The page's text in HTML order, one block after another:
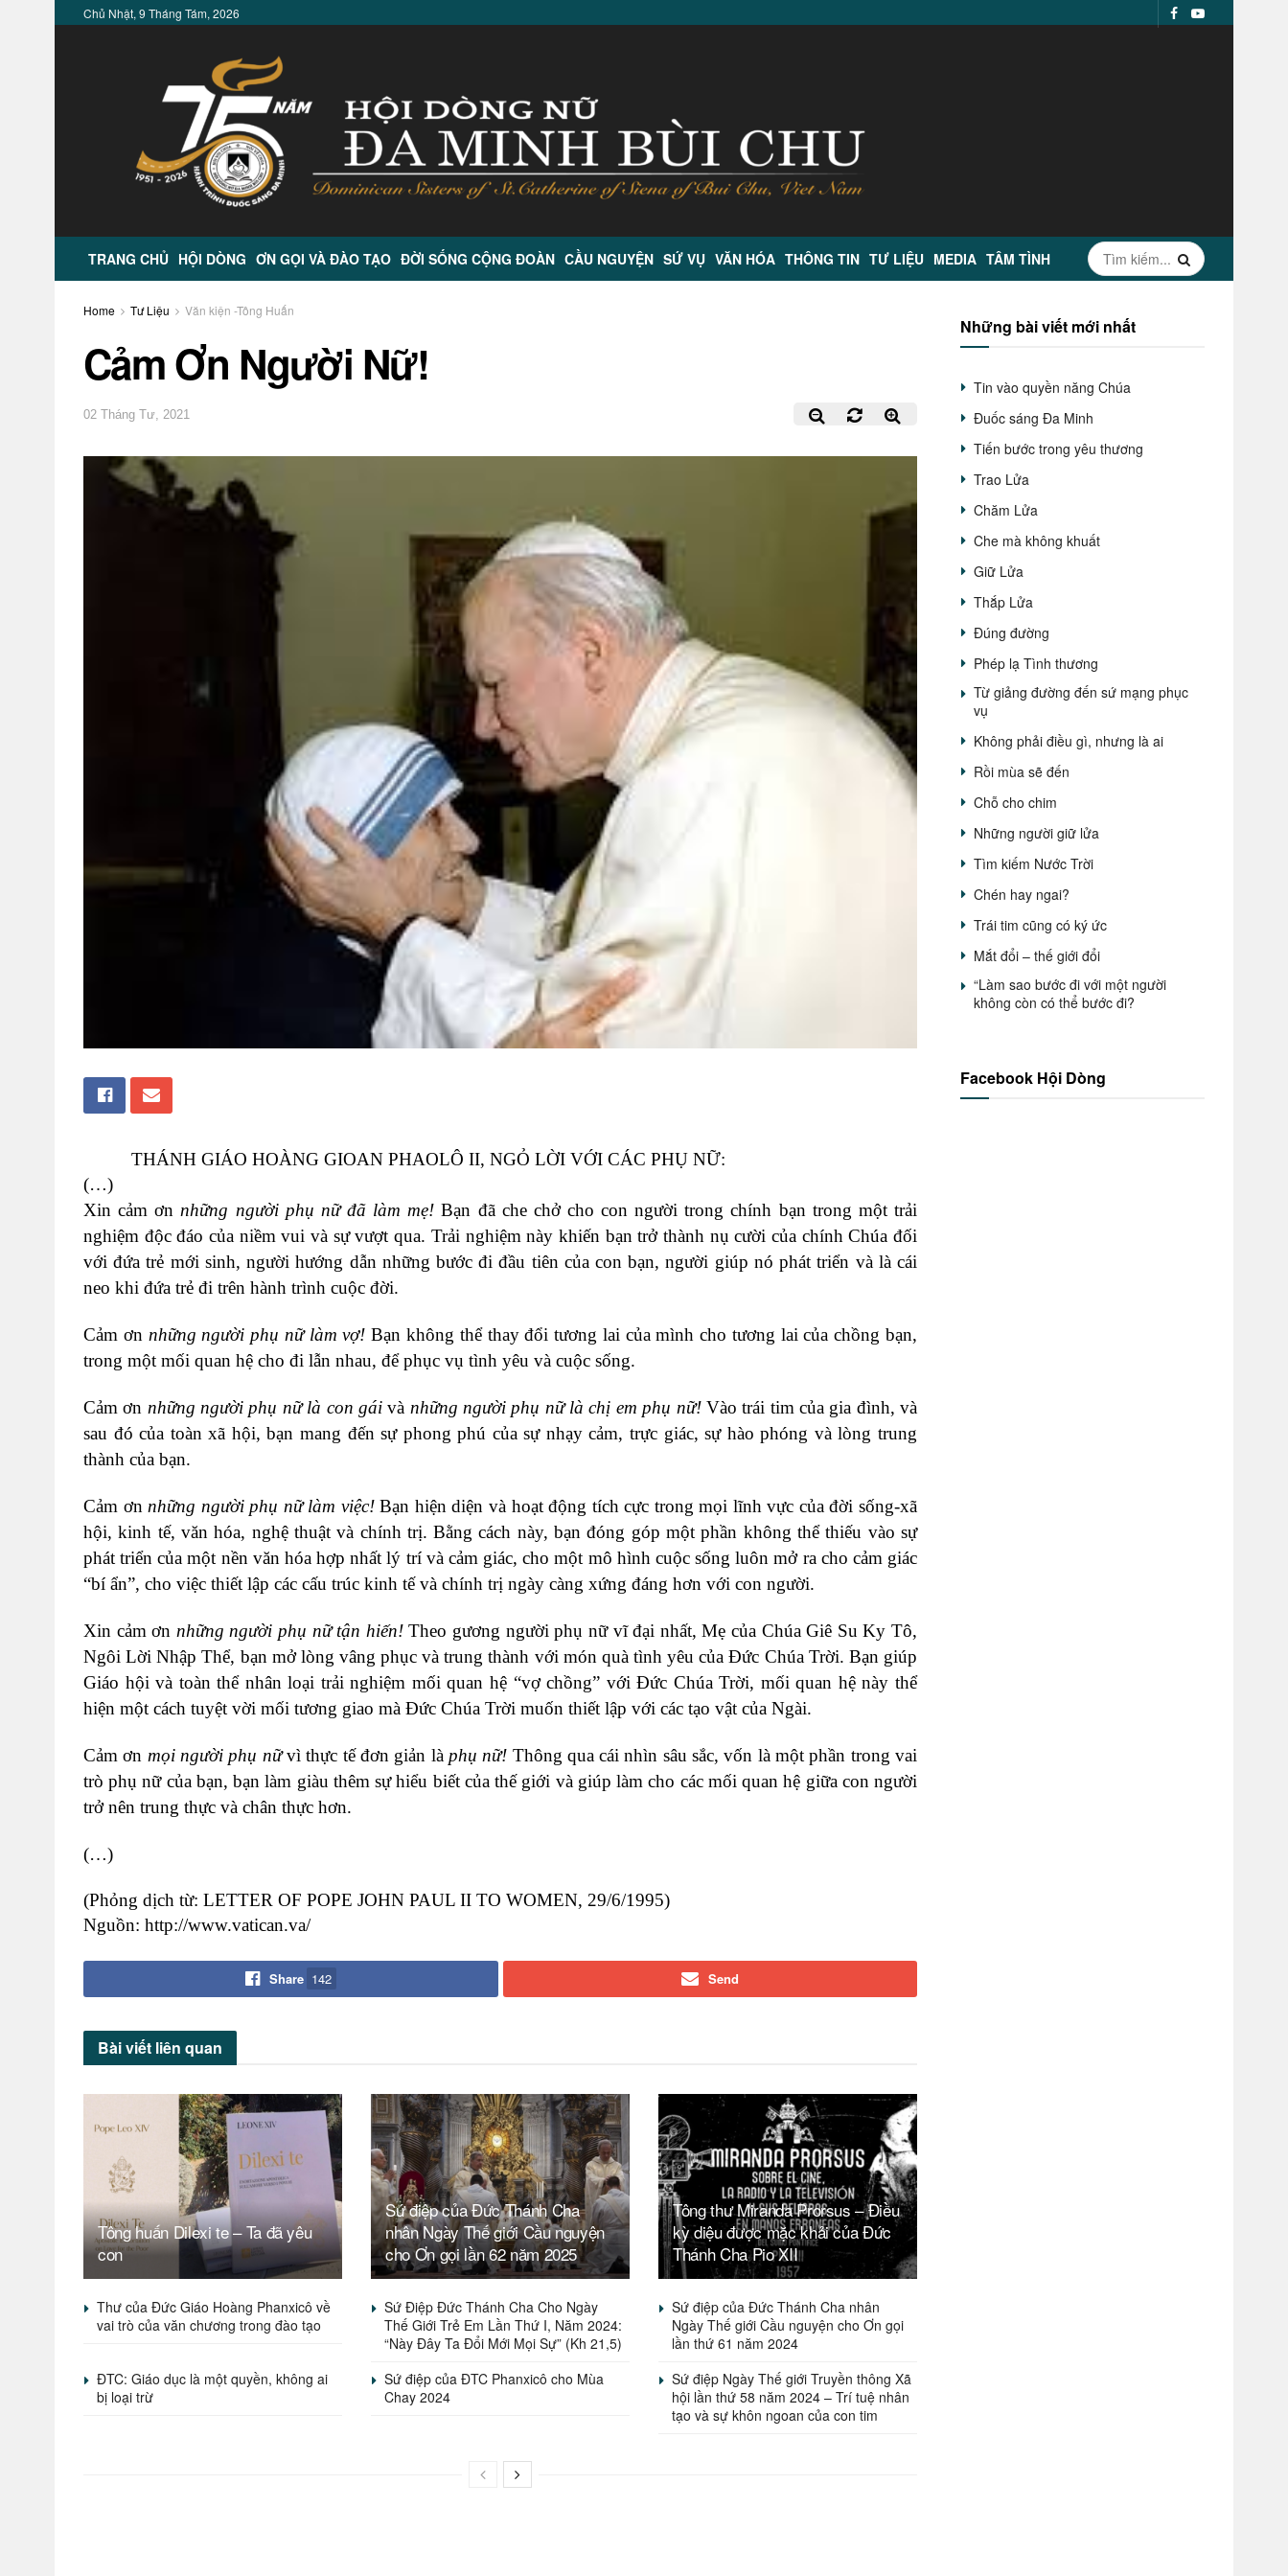
Chủ Nhật, 9 Tháng Tám, 2026
TRANG CHỦ HỘI DÒNG ƠN GỌI VÀ ĐÀO TẠO ĐỜI SỐNG CỘNG ĐOÀN CẦU NGUYỆN SỨ VỤ VĂN HÓA THÔNG TIN TƯ LIỆU MEDIA TÂM TÌNH
Home Tư Liệu Văn kiện -Tông Huấn
Cảm Ơn Người Nữ!
02 Tháng Tư, 2021
THÁNH GIÁO HOÀNG GIOAN PHAOLÔ II, NGỎ LỜI VỚI CÁC PHỤ NỮ:
(…)
Xin cảm ơn những người phụ nữ đã làm mẹ!Bạn đã che chở cho con người trong chính bạn trong một trải
nghiệm độc đáo của niềm vui và sự vượt qua. Trải nghiệm này khiến bạn trở thành nụ cười của chính Chúa đối
với đứa trẻ mới sinh, người hướng dẫn những bước đi đầu tiên của con bạn, người giúp nó phát triển và là cái
neo khi đứa trẻ đi trên hành trình cuộc đời.
Cảm ơn những người phụ nữ làm vợ!Bạn không thể thay đổi tương lai của mình cho tương lai của chồng bạn,
trong một mối quan hệ cho đi lẫn nhau, để phục vụ tình yêu và cuộc sống.
Cảm ơn những người phụ nữ là con gáivà những người phụ nữ là chị em phụ nữ! Vào trái tim của gia đình, và
sau đó của toàn xã hội, bạn mang đến sự phong phú của sự nhạy cảm, trực giác, sự hào phóng và lòng trung
thành của bạn.
Cảm ơn những người phụ nữ làm việc!Bạn hiện diện và hoạt động tích cực trong mọi lĩnh vực của đời sống-xã
hội, kinh tế, văn hóa, nghệ thuật và chính trị. Bằng cách này, bạn đóng góp một phần không thể thiếu vào sự
phát triển của một nền văn hóa hợp nhất lý trí và cảm giác, cho một mô hình cuộc sống luôn mở ra cho cảm giác
“bí ẩn”, cho việc thiết lập các cấu trúc kinh tế và chính trị ngày càng xứng đáng hơn với con người.
Xin cảm ơn những người phụ nữ tận hiến!Theo gương người phụ nữ vĩ đại nhất, Mẹ của Chúa Giê Su Ky Tô,
Ngôi Lời Nhập Thể, bạn mở lòng vâng phục và trung thành với món quà tình yêu của Đức Chúa Trời. Bạn giúp
Giáo hội và toàn thể nhân loại trải nghiệm mối quan hệ “vợ chồng” với Đức Chúa Trời, mối quan hệ này thể
hiện một cách tuyệt vời mối tương giao mà Đức Chúa Trời muốn thiết lập với các tạo vật của Ngài.
Cảm ơn mọi người phụ nữvì thực tế đơn giản là phụ nữ! Thông qua cái nhìn sâu sắc, vốn là một phần trong vai
trò phụ nữ của bạn, bạn làm giàu thêm sự hiểu biết của thế giới và giúp làm cho các mối quan hệ giữa con người
trở nên trung thực và chân thực hơn.
(…)
(Phỏng dịch từ: LETTER OF POPE JOHN PAUL II TO WOMEN, 29/6/1995)
Nguồn: http://www.vatican.va/
Share 142 Send
Bài viết liên quan
Tông huấn Dilexi te – Ta đã yêu
con
Sứ điệp của Đức Thánh Cha
nhân Ngày Thế giới Cầu nguyện
cho Ơn gọi lần 62 năm 2025
Tông thư Miranda Prorsus – Điều
kỳ diệu được mặc khải của Đức
Thánh Cha Pio XII
Thư của Đức Giáo Hoàng Phanxicô về
vai trò của văn chương trong đào tạo
Sứ Điệp Đức Thánh Cha Cho Ngày
Thế Giới Trẻ Em Lần Thứ I, Năm 2024:
“Này Đây Ta Đổi Mới Mọi Sự” (Kh 21,5)
Sứ điệp của Đức Thánh Cha nhân
Ngày Thế giới Cầu nguyện cho Ơn gọi
lần thứ 61 năm 2024
ĐTC: Giáo dục là một quyền, không ai
bị loại trừ
Sứ điệp của ĐTC Phanxicô cho Mùa
Chay 2024
Sứ điệp Ngày Thế giới Truyền thông Xã
hội lần thứ 58 năm 2024 – Trí tuệ nhân
tạo và sự khôn ngoan của con tim
Những bài viết mới nhất
Tin vào quyền năng Chúa
Đuốc sáng Đa Minh
Tiến bước trong yêu thương
Trao Lửa
Chăm Lửa
Che mà không khuất
Giữ Lửa
Thắp Lửa
Đúng đường
Phép lạ Tình thương
Từ giảng đường đến sứ mạng phục
vụ
Không phải điều gì, nhưng là ai
Rồi mùa sẽ đến
Chỗ cho chim
Những người giữ lửa
Tìm kiếm Nước Trời
Chén hay ngai?
Trái tim cũng có ký ức
Mắt đổi – thế giới đổi
“Làm sao bước đi với một người
không còn có thể bước đi?
Facebook Hội Dòng